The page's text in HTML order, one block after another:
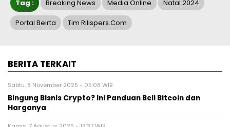
Tag : Breaking News Media Online Natal 2024
Portal Beirta Tim Rilispers.com
BERITA TERKAIT
Sabtu, 8 November 2025 - 05:08 WIB
Bingung Bisnis Crypto? Ini Panduan Beli Bitcoin dan
Harganya